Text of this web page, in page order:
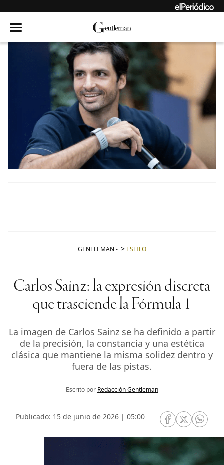
GENTLEMAN - ESTILO
Carlos Sainz: la expresión discreta
que trasciende la Fórmula 1
La imagen de Carlos Sainz se ha definido a partir
de la precisión, la constancia y una estética
clásica que mantiene la misma solidez dentro y
fuera de las pistas.
Escrito por Redacción Gentleman
Publicado: 15 de junio de 2026 | 05:00
RRSS Facebook
RRSSRRSS